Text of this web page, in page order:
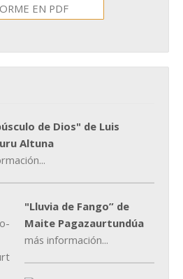
EN PDF
de Dios" de Luis
Altuna
"Lluvia de Fango” de
Maite Pagazaurtundúa
más información...